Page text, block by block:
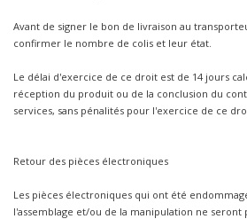
Avant de signer le bon de livraison au
confirmer le nombre de colis et leur état.
Le délai d'exercice de ce droit est de 14 jours
réception du produit ou de la conclusion du
services, sans pénalités pour l'exercice de ce
Retour des pièces électroniques
Les pièces électroniques qui ont été
l'assemblage et/ou de la manipulation ne seront